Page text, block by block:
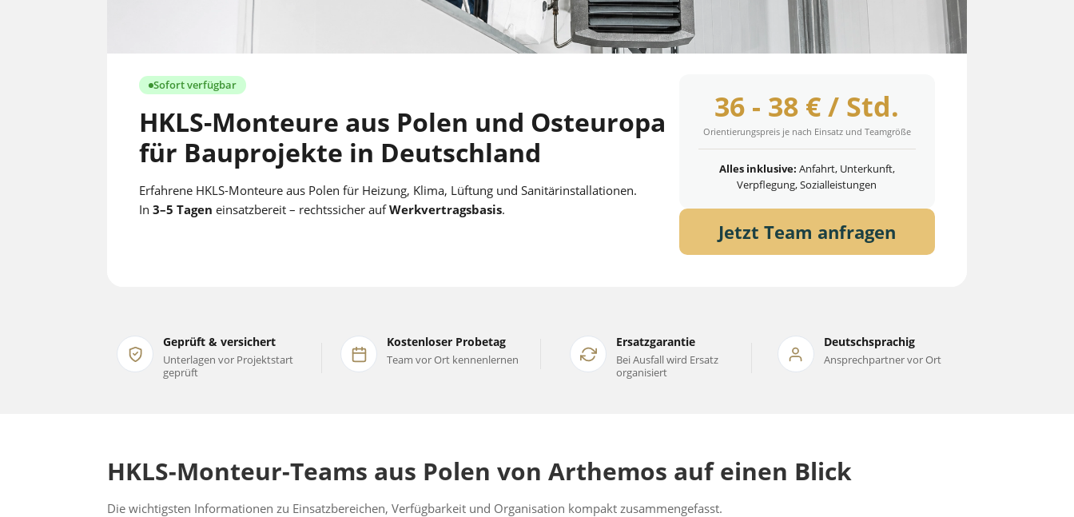
Sofort verfügbar
HKLS-Monteure aus Polen und Osteuropa
für Bauprojekte in Deutschland
Erfahrene HKLS-Monteure aus Polen für Heizung, Klima, Lüftung und Sanitärinstallationen.
In3–5 Tagen einsatzbereit – rechtssicher aufWerkvertragsbasis.
36 - 38 € / Std.
Orientierungspreis je nach Einsatz und Teamgröße
Alles inklusive: Anfahrt, Unterkunft,
Verpflegung, Sozialleistungen
Jetzt Team anfragen
Geprüft & versichert
Unterlagen vor Projektstart
geprüft
Kostenloser Probetag
Team vor Ort kennenlernen
Ersatzgarantie
Bei Ausfall wird Ersatz
organisiert
Deutschsprachig
Ansprechpartner vor Ort
HKLS-Monteur-Teams aus Polen von Arthemos auf einen Blick
Die wichtigsten Informationen zu Einsatzbereichen, Verfügbarkeit und Organisation kompakt zusammengefasst.